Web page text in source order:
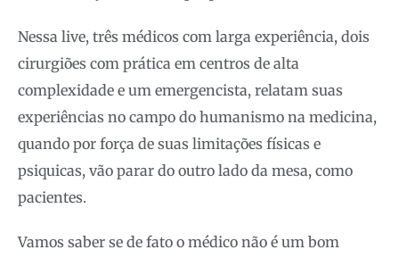
Nessa live, três médicos com larga experiência, dois
cirurgiões com prática em centros de alta
complexidade e um emergencista, relatam suas
experiências no campo do humanismo na medicina,
quando por força de suas limitações físicas e
psiquicas, vão parar do outro lado da mesa, como
pacientes.
Vamos saber se de fato o médico não é um bom